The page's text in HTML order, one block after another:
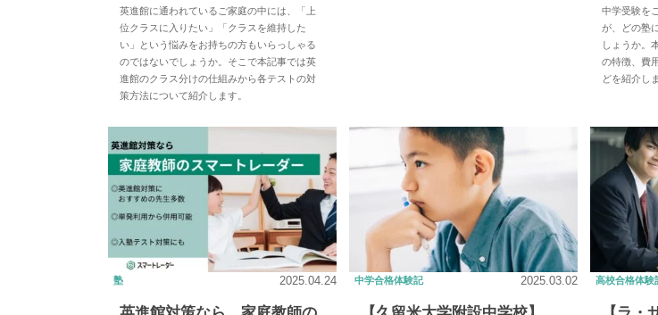
英進館に通われているご家庭の中には、「上
位クラスに入りたい」「クラスを維持した
い」という悩みをお持ちの方もいらっしゃる
のではないでしょうか。そこで本記事では英
進館のクラス分けの仕組みから各テストの対
策方法について紹介します。
中学受験を
が、どの塾
しょうか。
の特徴、費
どを紹介し
塾 2025.04.24 中学合格体験記 2025.03.02 高校合格体験